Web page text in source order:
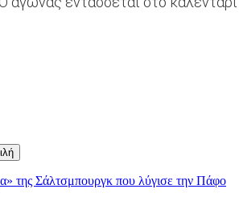
της Σάλτσμπουργκ που λύγισε την Πάφο